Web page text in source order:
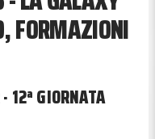
FORMAZIONI
12ª GIORNATA